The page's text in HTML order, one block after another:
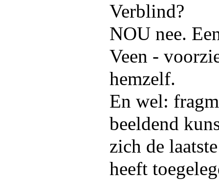
Verblind?
NOU nee.
Veen -
hemzelf.
En wel:
beeldend
zich de
heeft